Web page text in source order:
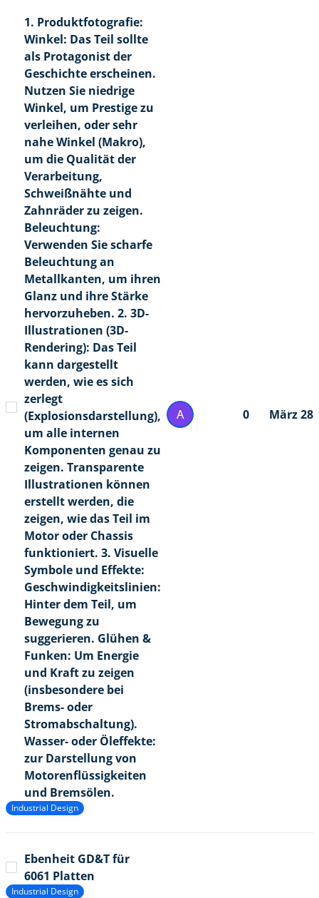
1. Produktfotografie:
Winkel: Das Teil sollte
als Protagonist der
Geschichte erscheinen.
Nutzen Sie niedrige
Winkel, um Prestige zu
verleihen, oder sehr
nahe Winkel (Makro),
um die Qualität der
Verarbeitung,
Schweißnähte und
Zahnräder zu zeigen.
Beleuchtung:
Verwenden Sie scharfe
Beleuchtung an
Metallkanten, um ihren
Glanz und ihre Stärke
hervorzuheben. 2. 3D-
Illustrationen (3D-
Rendering): Das Teil
kann dargestellt
werden, wie es sich
zerlegt
(Explosionsdarstellung),
um alle internen
Komponenten genau zu
zeigen. Transparente
Illustrationen können
erstellt werden, die
zeigen, wie das Teil im
Motor oder Chassis
funktioniert. 3. Visuelle
Symbole und Effekte:
Geschwindigkeitslinien:
Hinter dem Teil, um
Bewegung zu
suggerieren. Glühen &
Funken: Um Energie
und Kraft zu zeigen
(insbesondere bei
Brems- oder
Stromabschaltung).
Wasser- oder Öleffekte:
zur Darstellung von
Motorenflüssigkeiten
und Bremsölen.
Industrial Design
A 0 März 28
Ebenheit GD&T für
6061 Platten
Industrial Design